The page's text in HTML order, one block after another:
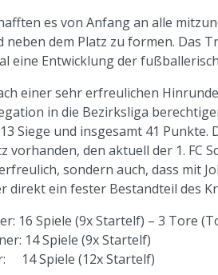
es von Anfang an alle
neben dem Platz zu formen. Das
eine Entwicklung der
einer sehr erfreulichen
in die Bezirksliga
Siege und insgesamt 41
vorhanden, den aktuell der 1. FC
sondern auch, dass mit
direkt ein fester Bestandteil des
16 Spiele (9x Startelf) – 3 Tore
14 Spiele (9x Startelf)
14 Spiele (12x Startelf)